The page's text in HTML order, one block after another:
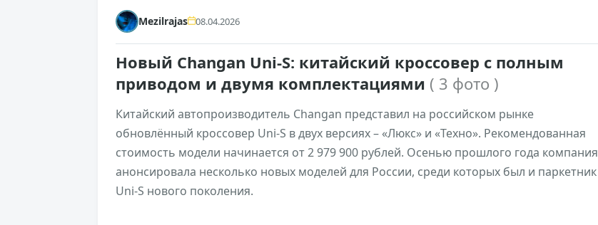
Mezilrajas 08.04.2026
Новый Changan Uni-S: китайский кроссовер с полным
приводом и двумя комплектациями ( 3 фото )
Китайский автопроизводитель Changan представил на российском рынке
обновлённый кроссовер Uni-S в двух версиях – «Люкс» и «Техно». Рекомендованная
стоимость модели начинается от 2 979 900 рублей. Осенью прошлого года компания
анонсировала несколько новых моделей для России, среди которых был и паркетник
Uni-S нового поколения.